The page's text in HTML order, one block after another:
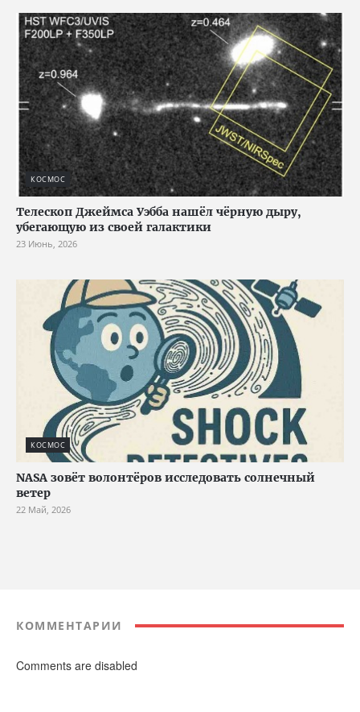
КОСМОС
Телескоп Джеймса Уэбба нашёл чёрную дыру,
убегающую из своей галактики
23 Июнь, 2026
КОСМОС
NASA зовёт волонтёров исследовать солнечный
ветер
22 Май, 2026
КОММЕНТАРИИ
Comments are disabled